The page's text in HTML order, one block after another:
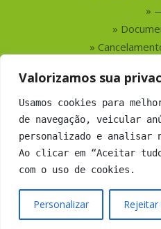
Valorizamos sua
Usamos cookies para
de navegação, veicular
personalizado e analisar
Ao clicar em “Aceitar
com o uso de cookies.
Personalizar
Busca por
Busca por
Números
Copyright 2019 CRMV-MS -